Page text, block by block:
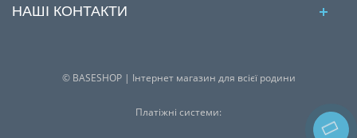
НАШІ КОНТАКТИ
© BASESHOP | Інтернет магазин для всієї родини
Платіжні системи: